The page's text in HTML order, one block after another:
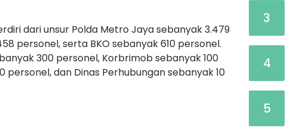
dari unsur Polda Metro Jaya sebanyak 3.479
personel, serta BKO sebanyak 610 personel.
300 personel, Korbrimob sebanyak 100
dan Dinas Perhubungan sebanyak 10
3
4
5